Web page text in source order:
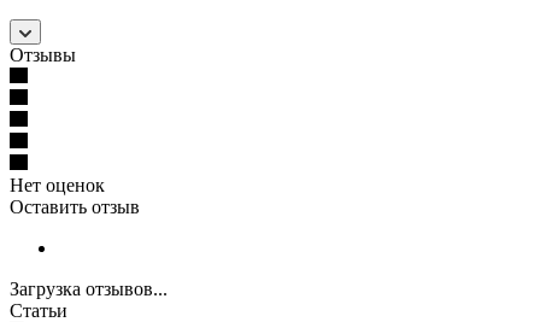
Отзывы
Нет оценок
Оставить отзыв
Загрузка отзывов...
Статьи